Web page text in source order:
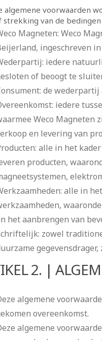
algemene voorwaarden
strekking van de
Magneten: Weco
ingeschreven
iedere
of beoogt te
de
iedere
Weco Magneten
en levering van
alle in het
producten,
alle in
het aanbrengen van
zowel
2. |
algemene
overeenkomst.
algemene